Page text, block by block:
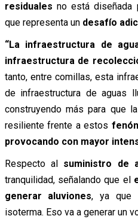
residuales no está diseñada
que representa un desafío
“La infraestructura de
infraestructura de
tanto, entre comillas, esta
de infraestructura de aguas
construyendo más para que
resiliente frente a estos
provocando con mayor
Respecto al suministro de
tranquilidad, señalando que el
generar aluviones, ya que
isoterma. Eso va a generar un